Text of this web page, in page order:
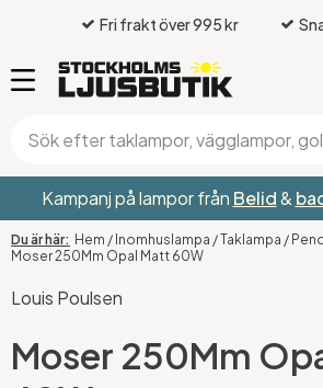
Fri frakt över 995 kr
Kampanj på lampor från Belid&
Hem / Inomhuslampa /Taklampa /
Moser 250Mm Opal Matt 60W
Louis Poulsen
Moser 250Mm